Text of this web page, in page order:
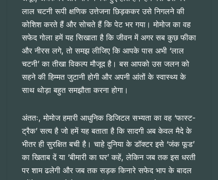
लाल चटनी रूपी क्षणिक उत्तेजना छिड़ककर उसे निगलने की
कोशिश करते हैं और सोचते हैं कि पेट भर गया। मोमोज का वह
सफेद गोला हमें यह सिखाता है कि जीवन में अगर सब कुछ फीका
और नीरस लगे, तो समझ लीजिए कि आपके पास अभी ‘लाल
चटनी’ का तीखा विकल्प मौजूद है। बस आपको उस जलन को
सहने की हिम्मत जुटानी होगी और अपनी आंतों के स्वास्थ्य के
साथ थोड़ा बहुत समझौता करना होगा।
अंततः, मोमोज हमारी आधुनिक डिजिटल सभ्यता का वह ‘फास्ट-
ट्रैक’ सत्य है जो हमें यह बताता है कि सादगी अब केवल मैदे के
भीतर ही सुरक्षित बची है। चाहे दुनिया के डॉक्टर इसे ‘जंक फूड’
का खिताब दें या ‘बीमारी का घर’ कहें, लेकिन जब तक इस धरती
पर शाम ढलेगी और जब तक सड़क किनारे सफेद भाप के बादल